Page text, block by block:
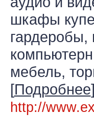
шкафы
гардеробы,
мебель,
[Подробнее
http://